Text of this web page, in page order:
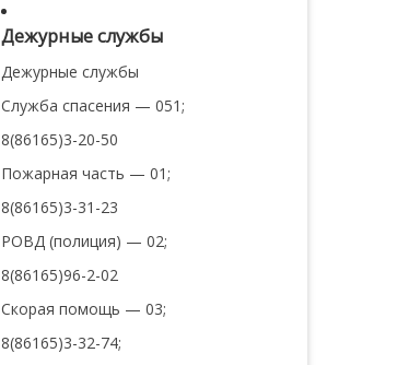
Дежурные службы
Дежурные службы
Служба спасения — 051;
8(86165)3-20-50
Пожарная часть — 01;
8(86165)3-31-23
РОВД (полиция) — 02;
8(86165)96-2-02
Скорая помощь — 03;
8(86165)3-32-74;